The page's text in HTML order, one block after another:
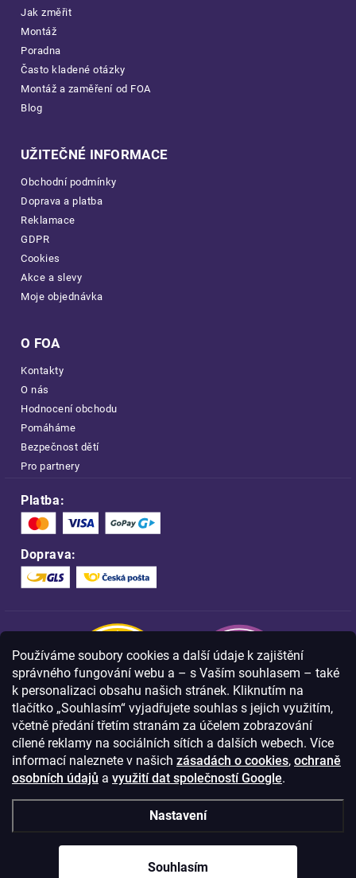
Používáme soubory cookies a další údaje k zajištění
správného fungování webu a – s Vaším souhlasem – také
k personalizaci obsahu našich stránek. Kliknutím na
tlačítko „Souhlasím“ vyjadřujete souhlas s jejich využitím,
včetně předání třetím stranám za účelem zobrazování
cílené reklamy na sociálních sítích a dalších webech. Více
informací naleznete v našich zásadách o cookies, ochraně
osobních údajů a využití dat společností Google.
Nastavení
Souhlasím
Jak změřit
Montáž
Poradna
Často kladené otázky
Montáž a zaměření od FOA
Blog
UŽITEČNÉ INFORMACE
Obchodní podmínky
Doprava a platba
Reklamace
GDPR
Cookies
Akce a slevy
Moje objednávka
O FOA
Kontakty
O nás
Hodnocení obchodu
Pomáháme
Bezpečnost dětí
Pro partnery
Platba:
Doprava:
Nakupujte na FOA bezpečně a bez obav.
Díky HTTPS protokolu jsou Vaše citlivá
data v naprostém bezpečí.
© Copyright2026Westlogic s.r.o.,
Olomoucká 267/29, Opava, 746 01